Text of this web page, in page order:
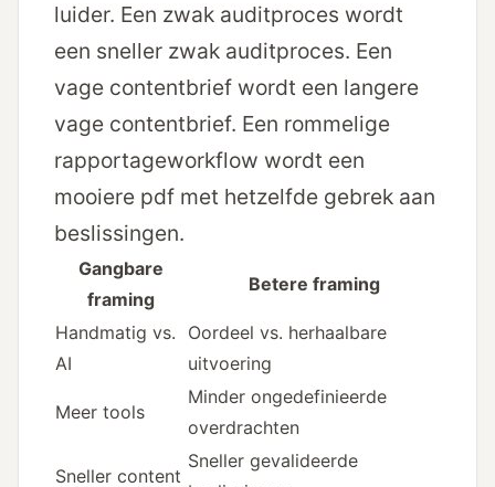
luider. Een zwak auditproces wordt
een sneller zwak auditproces. Een
vage contentbrief wordt een langere
vage contentbrief. Een rommelige
rapportageworkflow wordt een
mooiere pdf met hetzelfde gebrek aan
beslissingen.
Gangbare
framing
Betere framing
Handmatig vs.
AI
Oordeel vs. herhaalbare
uitvoering
Meer tools
Minder ongedefinieerde
overdrachten
Snel­ler content
Snel­ler gevalideerde